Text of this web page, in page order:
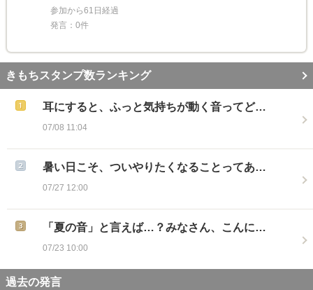
参加から61日経過
発言：0件
きもちスタンプ数ランキング
耳にすると、ふっと気持ちが動く音ってど…
07/08 11:04
暑い日こそ、ついやりたくなることってあ…
07/27 12:00
「夏の音」と言えば…？みなさん、こんに…
07/23 10:00
過去の発言